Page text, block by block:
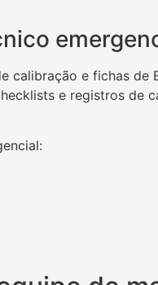
calibração e fichas de
e registros de